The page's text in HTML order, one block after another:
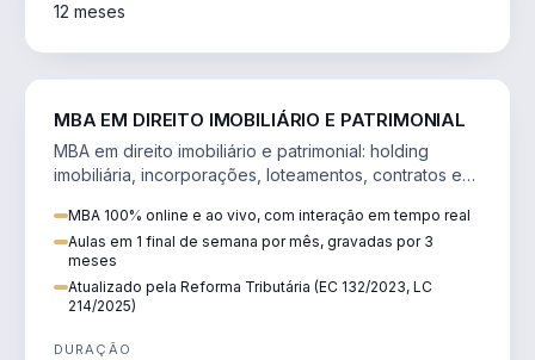
12 meses
MBA EM DIREITO IMOBILIÁRIO E PATRIMONIAL
MBA em direito imobiliário e patrimonial: holding
imobiliária, incorporações, loteamentos, contratos e
MBA 100% online e ao vivo, com interação em tempo real
Aulas em 1 final de semana por mês, gravadas por 3
meses
Atualizado pela Reforma Tributária (EC 132/2023, LC
214/2025)
DURAÇÃO